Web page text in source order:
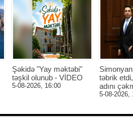
Şəkidə "Yay məktəbi"
təşkil olunub - VİDEO
5-08-2026, 16:00
təbrik
adını
5-08-2026,